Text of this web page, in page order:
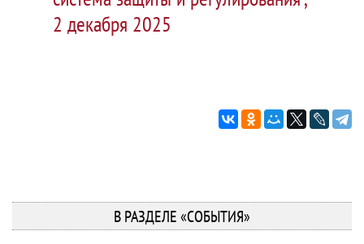
2 декабря 2025
В РАЗДЕЛЕ «СОБЫТИЯ»